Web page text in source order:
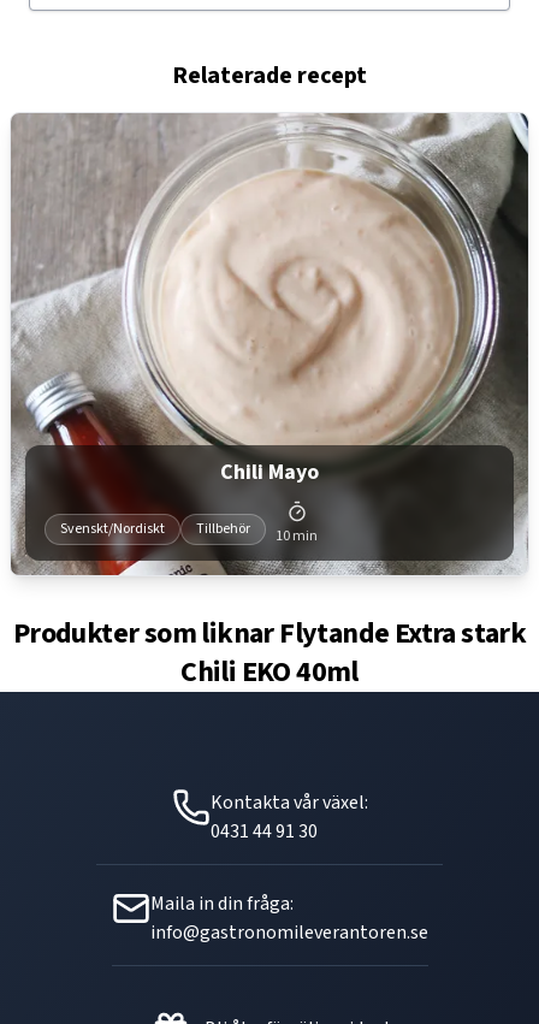
Relaterade recept
Chili Mayo
Svenskt/Nordiskt Tillbehör 10 min
Produkter som liknarFlytande Extra stark
Chili EKO 40ml
Kontakta vår växel:
0431 44 91 30
Maila in din fråga:
info@gastronomileverantoren.se